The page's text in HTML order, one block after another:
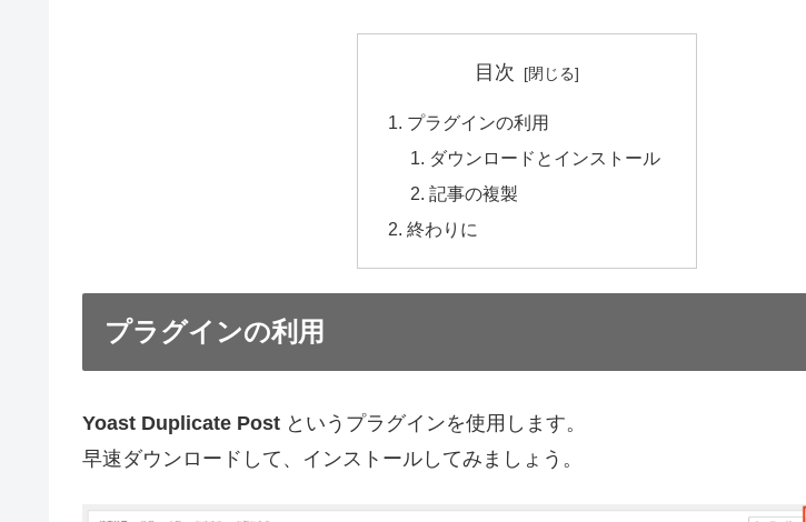
目次
プラグインの利用
ダウンロードとインストール
記事の複製
終わりに
プラグインの利用
Yoast Duplicate Post というプラグインを使用します。
早速ダウンロードして、インストールしてみましょう。